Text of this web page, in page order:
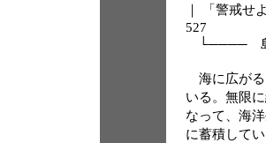
｜ 「警戒せ
527
└──── 島
海に広がる
いる。無限
なって、海
に蓄積して